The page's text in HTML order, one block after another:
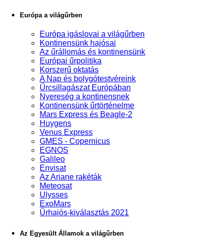
Európa a világűrben
Európa igáslovai a világűrben
Kontinensünk hajósai
Az űrállomás és kontinensünk
Európai űrpolitika
Korszerű oktatás
A Nap és bolygótestvéreink
Űrcsillagászat Európában
Nyereség a kontinensnek
Kontinensünk űrtörténelme
Mars Express és Beagle-2
Huygens
Venus Express
GMES - Copernicus
EGNOS
Galileo
Envisat
Az Ariane rakéták
Meteosat
Ulysses
ExoMars
Űrhajós-kiválasztás 2021
Az Egyesült Államok a világűrben